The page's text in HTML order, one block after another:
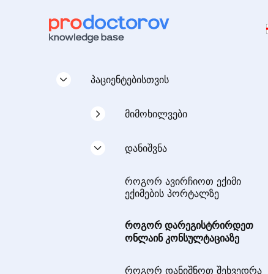
პაციენტებისთვის
მიმოხილვები
როგორ დავტოვოთ მიმოხილვა
რეკომენდაციები მიმოხილვების
დასაწერად
როგორ დავწეროთ მიმოხილვა
სწორად იურიდიული
დანიშვნა
როგორ ავირჩიოთ ექიმი
ექიმების პორტალზე
როგორ დარეგისტრირდეთ
ონლაინ კონსულტაციაზე
როგორ დანიშნოთ შეხვედრა